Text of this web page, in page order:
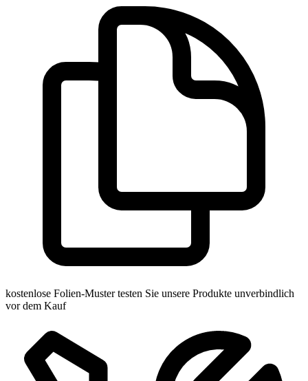
kostenlose Folien-Muster testen Sie unsere Produkte unverbindlich
vor dem Kauf